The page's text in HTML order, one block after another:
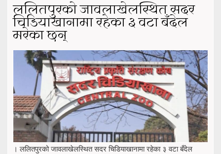
ललितपुरको जावलाखेलस्थित सदर
चिडियाखानामा रहेका ३ वटा बँदेल
मरेका छन्
। ललितपुरको जावलाखेलस्थित सदर चिडियाखानामा रहेका ३ वटा बँदेल